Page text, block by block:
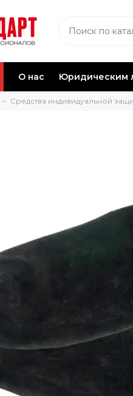
О нас Юридическим
Средства индивидуальной